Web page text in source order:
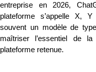
entreprise en 2026,
plateforme s’appelle X,
souvent un modèle de
maîtriser l’essentiel de
plateforme retenue.